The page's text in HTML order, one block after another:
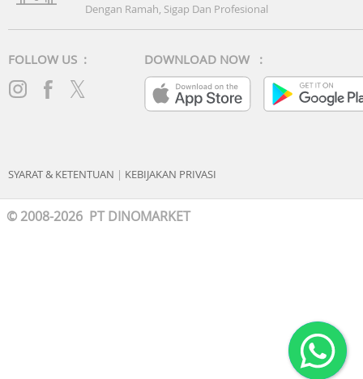
Dengan Ramah, Sigap Dan Profesional
FOLLOW US : DOWNLOAD NOW :
SYARAT & KETENTUAN | KEBIJAKAN PRIVASI
© 2008-2026 PT DINOMARKET